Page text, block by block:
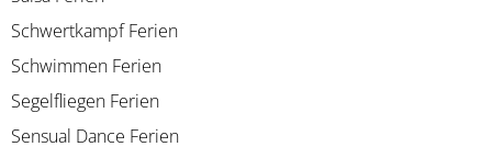
Schwertkampf Ferien
Schwimmen Ferien
Segelfliegen Ferien
Sensual Dance Ferien